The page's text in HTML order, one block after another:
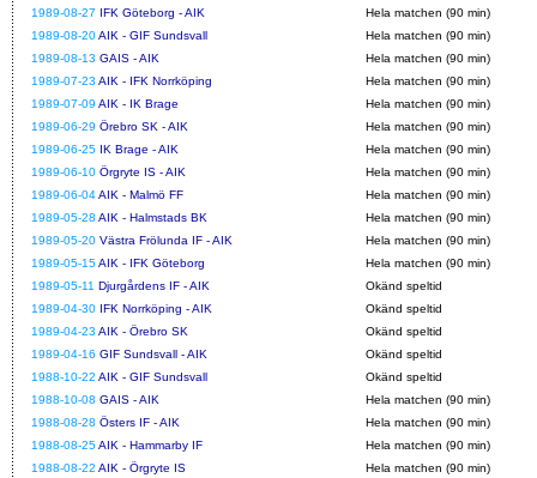
1989-08-27 IFK Göteborg - AIK
Hela matchen (90 min)
1989-08-20AIK - GIF Sundsvall
Hela matchen (90 min)
1989-08-13 GAIS - AIK
Hela matchen (90 min)
1989-07-23 AIK - IFK Norrköping
Hela matchen (90 min)
1989-07-09 AIK - IK Brage
Hela matchen (90 min)
1989-06-29 Örebro SK - AIK
Hela matchen (90 min)
1989-06-25 IK Brage - AIK
Hela matchen (90 min)
1989-06-10 Örgryte IS - AIK
Hela matchen (90 min)
1989-06-04AIK - Malmö FF
Hela matchen (90 min)
1989-05-28 AIK - Halmstads BK
Hela matchen (90 min)
1989-05-20 Västra Frölunda IF - AIK
Hela matchen (90 min)
1989-05-15AIK - IFK Göteborg
Hela matchen (90 min)
1989-05-11 Djurgårdens IF - AIK
Okänd speltid
1989-04-30 IFK Norrköping - AIK
Okänd speltid
1989-04-23 AIK - Örebro SK
Okänd speltid
1989-04-16 GIF Sundsvall - AIK
Okänd speltid
1988-10-22 AIK - GIF Sundsvall
Okänd speltid
1988-10-08 GAIS - AIK
Hela matchen (90 min)
1988-08-28 Östers IF - AIK
Hela matchen (90 min)
1988-08-25AIK - Hammarby IF
Hela matchen (90 min)
1988-08-22 AIK - Örgryte IS
Hela matchen (90 min)